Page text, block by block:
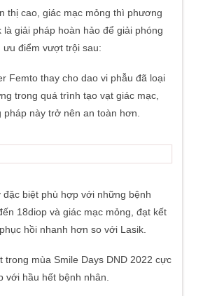
thị cao, giác mạc mỏng thì phương
là giải pháp hoàn hảo để giải phóng
điểm vượt trội sau:
Femto thay cho dao vi phẫu đã loại
trong quá trình tạo vạt giác mạc,
này trở nên an toàn hơn.
đặc biệt phù hợp với những bệnh
18diop và giác mạc mỏng, đạt kết
hồi nhanh hơn so với Lasik.
trong mùa Smile Days DND 2022 cực
với hầu hết bệnh nhân.